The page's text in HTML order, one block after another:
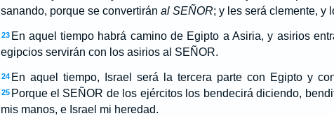
sanando, porque se convertirán al SEÑOR; y les será clemente, y
23 En aquel tiempo habrá camino de Egipto a Asiria, y asirios
egipcios servirán con los asirios al SEÑOR.
24 En aquel tiempo, Israel será la tercera parte con Egipto y
25 Porque el SEÑOR de los ejércitos los bendecirá diciendo,
mis manos, e Israel mi heredad.